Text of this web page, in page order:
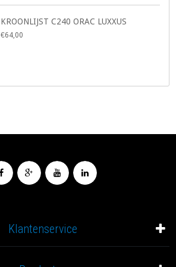
KROONLIJST C240 ORAC LUXXUS
€64,00
Klantenservice